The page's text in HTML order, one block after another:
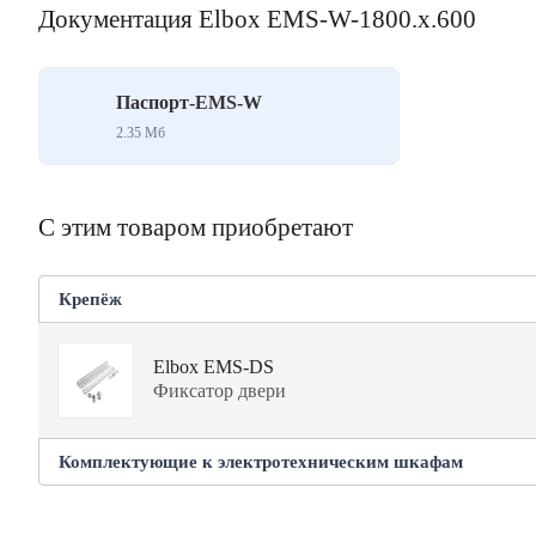
Документация Elbox EMS-W-1800.x.600
Паспорт-EMS-W
2.35 Mб
С этим товаром приобретают
Крепёж
Elbox EMS-DS
Фиксатор двери
Комплектующие к электротехническим шкафам